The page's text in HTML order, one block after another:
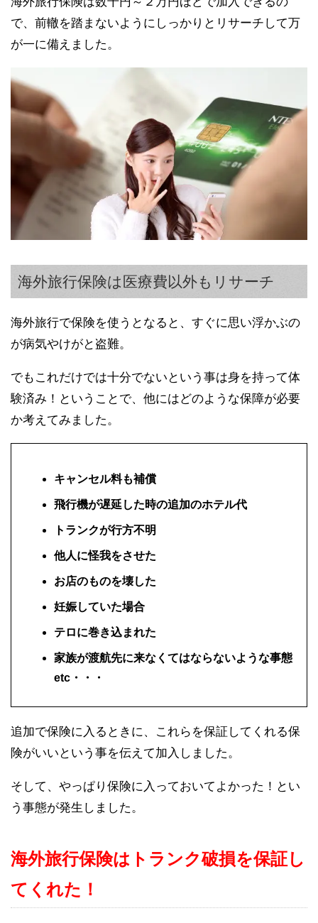
で、前轍を踏まないようにしっかりとリサーチして万
が一に備えました。
海外旅行保険は医療費以外もリサーチ
海外旅行で保険を使うとなると、すぐに思い浮かぶの
が病気やけがと盗難。
でもこれだけでは十分でないという事は身を持って体
験済み！ということで、他にはどのような保障が必要
か考えてみました。
キャンセル料も補償
飛行機が遅延した時の追加のホテル代
トランクが行方不明
他人に怪我をさせた
お店のものを壊した
妊娠していた場合
テロに巻き込まれた
家族が渡航先に来なくてはならないような事態
etc・・・
追加で保険に入るときに、これらを保証してくれる保
険がいいという事を伝えて加入しました。
そして、やっぱり保険に入っておいてよかった！とい
う事態が発生しました。
海外旅行保険はトランク破損を保証し
てくれた！